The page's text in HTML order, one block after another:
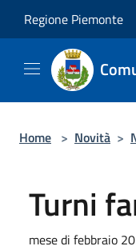
Regione Piemonte
Home > Novità >
Turni
mese di febbraio